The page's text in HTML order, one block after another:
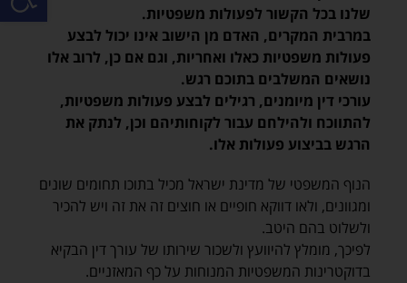
שלנו בכל הקשור לפעולות משפטיות.
במרבית המקרים, האדם מן הישוב אינו יכול לבצע
פעולות משפטיות כאלו ואחריות, וגם אם כן, לרוב אלו
נושאים המשלבים בתוכם רגש.
עורכי דין מיומנים, רגילים לבצע פעולות משפטיות,
להתווכח ולהילחם עבור לקוחותיהם וכן, לנתק את
הרגש בביצוע פעולות אלו.
הנוף המשפטי של מדינת ישראל מכיל בתוכו תחומים שונים
ומגוונים, ולאו דווקא חופיים או חוצים זה את זה ויש להכיר
ולשלוט בהם היטב.
לפיכך, מומלץ להיוועץ ולשכור שירותו של עורך דין הבקיא
בדוקטרינות המשפטיות המנוחות על כף המאזניים.